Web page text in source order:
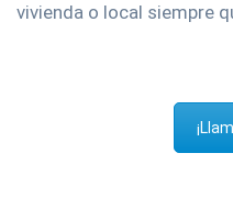
vivienda o local siempre